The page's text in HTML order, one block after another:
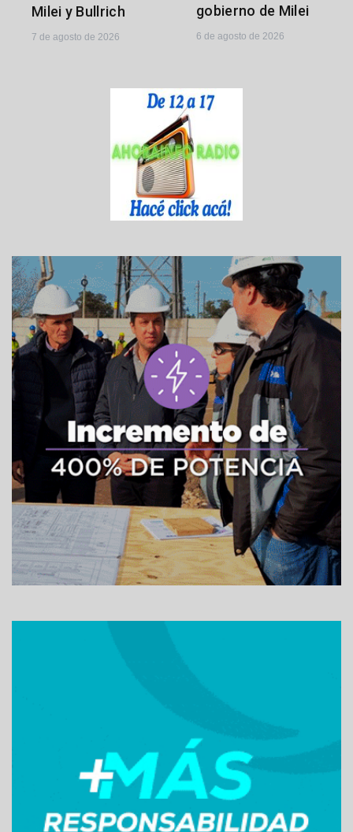
Milei y Bullrich
7 de agosto de 2026
gobierno de Milei
6 de agosto de 2026